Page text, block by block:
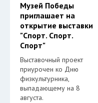
Музей Победы
приглашает на
открытие выставки
"Спорт. Спорт.
Спорт"
Выставочный проект
приурочен ко Дню
физкультурника,
выпадающему на 8
августа.